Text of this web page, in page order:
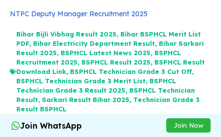
NTPC Deputy Manager Recruitment 2025
Bihar Bijli Vibhag Result 2025, Bihar BSPHCL Merit List
PDF, Bihar Electricity Department Result, Bihar Sarkari
Result 2025, BSPHCL Latest News 2025, BSPHCL
Recruitment 2025, BSPHCL Result 2025, BSPHCL Result
Download Link, BSPHCL Technician Grade 3 Cut Off,
BSPHCL Technician Grade 3 Merit List, BSPHCL
Technician Grade 3 Result 2025, BSPHCL Technician
Result, Sarkari Result Bihar 2025, Technician Grade 3
Result BSPHCL
Join WhatsApp Join Now